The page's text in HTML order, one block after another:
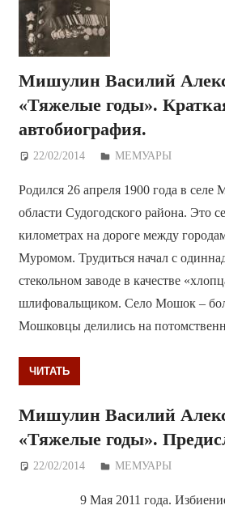
Мишулин Василий
«Тяжелые годы».
автобиография.
22/02/2014 Дежурный по Редакции
МЕМУАРЫ
Родился 26 апреля 1900 года в
области Судогодского района. Это
километрах на дороге между
Муромом. Трудиться начал с
стекольном заводе в качестве
шлифовальщиком. Село Мошок –
Мошковцы делились на
ЧИТАТЬ
Мишулин Василий
«Тяжелые годы».
22/02/2014 Дежурный по Редакции
МЕМУАРЫ
9 Мая 2011 года. Избиение в